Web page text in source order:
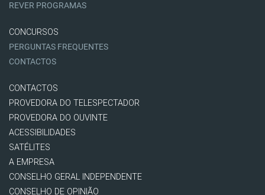
REVER PROGRAMAS
CONCURSOS
PERGUNTAS FREQUENTES
CONTACTOS
CONTACTOS
PROVEDORA DO TELESPECTADOR
PROVEDORA DO OUVINTE
ACESSIBILIDADES
SATÉLITES
A EMPRESA
CONSELHO GERAL INDEPENDENTE
CONSELHO DE OPINIÃO